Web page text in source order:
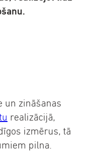
un zināšanas
realizācijā,
izmērus, tā
pilna.